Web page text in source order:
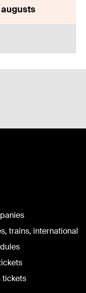
trains, international
tickets